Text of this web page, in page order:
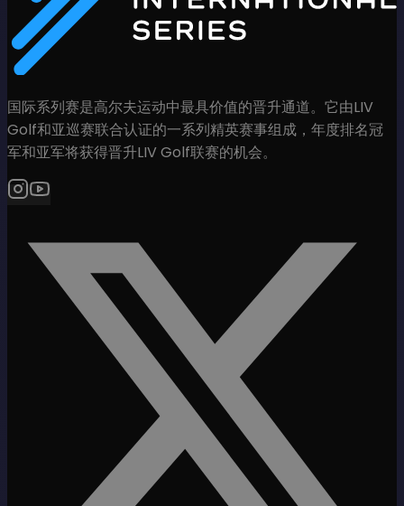
国际系列赛是高尔夫运动中最具价值的晋升通道。它由LIV
Golf和亚巡赛联合认证的一系列精英赛事组成，年度排名冠
军和亚军将获得晋升LIV Golf联赛的机会。